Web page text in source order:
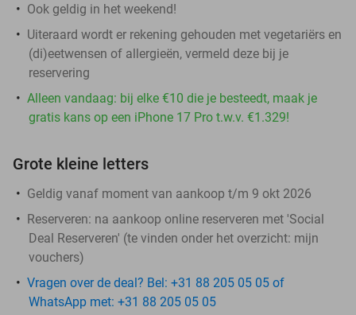
Ook geldig in het weekend!
Uiteraard wordt er rekening gehouden met vegetariërs en
(di)eetwensen of allergieën, vermeld deze bij je
reservering
Alleen vandaag: bij elke €10 die je besteedt, maak je
gratis kans op een iPhone 17 Pro t.w.v. €1.329!
Grote kleine letters
Geldig vanaf moment van aankoop t/m 9 okt 2026
Reserveren: na aankoop online reserveren met 'Social
Deal Reserveren' (te vinden onder het overzicht: mijn
vouchers)
Vragen over de deal? Bel: +31 88 205 05 05 of
WhatsApp met: +31 88 205 05 05